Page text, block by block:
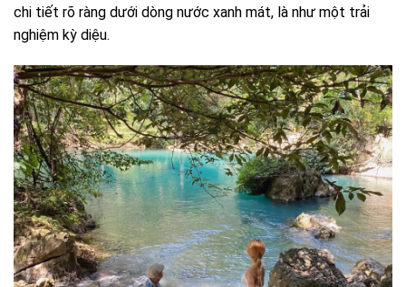
chi tiết rõ ràng dưới dòng nước xanh mát, là như một trải
nghiệm kỳ diệu.